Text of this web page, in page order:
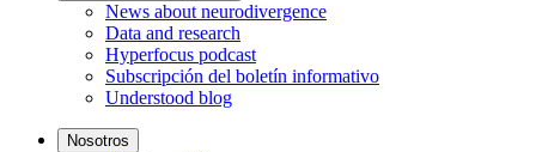
News about neurodivergence
Data and research
Hyperfocus podcast
Subscripción del boletín informativo
Understood blog
Nosotros